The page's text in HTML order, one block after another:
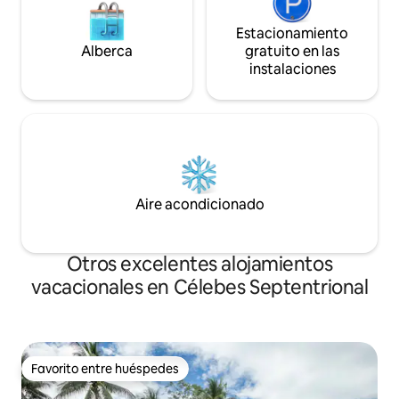
Alberca
Estacionamiento
gratuito en las
instalaciones
Aire acondicionado
Otros excelentes alojamientos
vacacionales en Célebes Septentrional
Favorito entre huéspedes
Favorito entre huéspedes